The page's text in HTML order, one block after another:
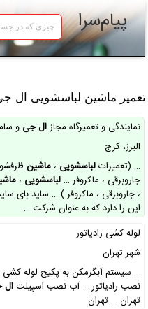
پیام‌سرا
تعمیر ماشین لباسشویی ال جی
نمایندگی و تعمیرگاه مجازال جیو
البرز، کرج
… (تعمیراتلباسشویی، ماشین
جاروبرقی ، ماکروفر … لباسشویی،
، جاروبرقی ، ماکروفر ) … ساید بای
این را دارد که به عنوان شرکت …
لوله کشی رادیاتور
شهر تهران
… سیستم آبگرمکن به پکیج لوله کشی
نصب رادیاتور … آب نصب اسپیلتال
تهران … تهران